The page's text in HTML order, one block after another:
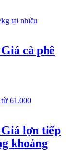
cà phê
Giá lợn tiếp
khoảng